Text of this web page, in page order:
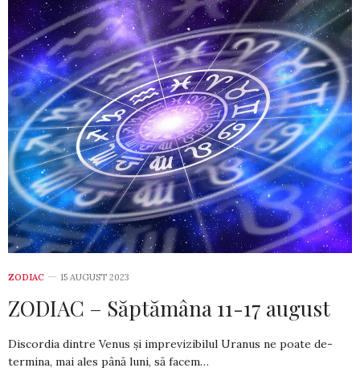
ZODIAC 15 AUGUST 2023
ZODIAC – Săptămâna 11-17 august
Discordia dintre Venus și imprevizibilul Uranus ne poate de­
termina, mai ales până luni, să facem…